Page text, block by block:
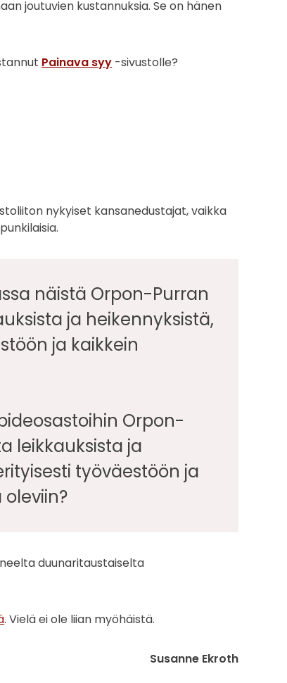
joutuvien kustannuksia. Se on hänen
Painava syy -sivustolle?
nykyiset kansanedustajat, vaikka
näistä Orpon-Purran
ja heikennyksistä,
ja kaikkein
Orpon-
leikkauksista ja
työväestöön ja
duunaritaustaiselta
. Vielä ei ole liian myöhäistä.
Susanne Ekroth